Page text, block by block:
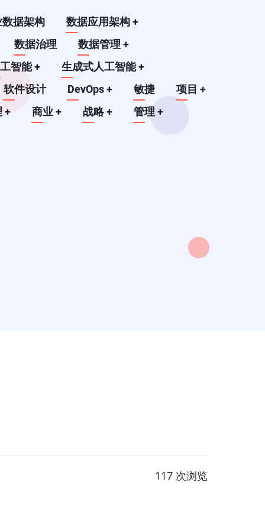
据架构 数据应用架构+
数据治理
数据管理+
智能+ 生成式人工智能+
软件设计
DevOps+ 敏捷 项目+
+ 商业+ 战略+ 管理+
117 次浏览